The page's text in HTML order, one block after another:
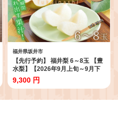
福井県坂井市
【先行予約】 福井梨 6～8玉 【豊
水梨】【2026年9月上旬～9月下
旬発送予定】 梨 なし 和梨 豊水 先
行予約 ナシ フルーツ 甘い みずみ
物 旬の果物 2.4kg以上 [A-
9,300 円